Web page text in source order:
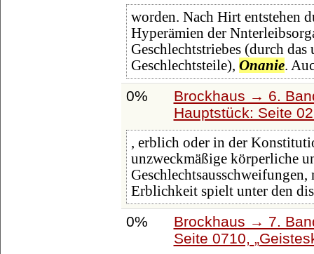
worden. Nach Hirt entstehen
Hyperämien der
Geschlechtstriebes (durch
Geschlechtsteile), Onanie.
0%
Brockhaus → 6.
Hauptstück: Seite
, erblich oder in der
unzweckmäßige körperliche
Erblichkeit spielt unter den
0%
Brockhaus → 7.
Seite 0710,